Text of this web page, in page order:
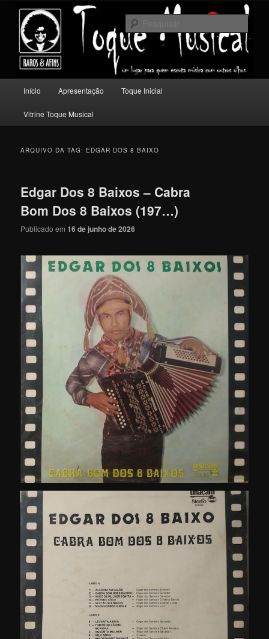
conteúdo
principal
conteúdo
secundário
Toque Musical
Um lugar para quem escuta música com outros olhos.
principal
Início Apresentação Toque Inicial
Vitrine Toque Musical
ARQUIVO DA TAG: EDGAR DOS 8 BAIXO
Edgar Dos 8 Baixos – Cabra
Bom Dos 8 Baixos (197…)
Publicado em16 de junho de 2026